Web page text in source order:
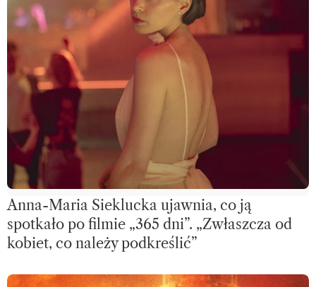
Anna-Maria Sieklucka ujawnia, co ją
spotkało po filmie „365 dni”. „Zwłaszcza od
kobiet, co należy podkreślić”